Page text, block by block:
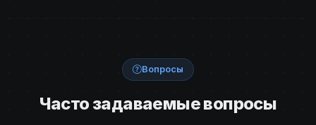
Вопросы
Часто задаваемые вопросы